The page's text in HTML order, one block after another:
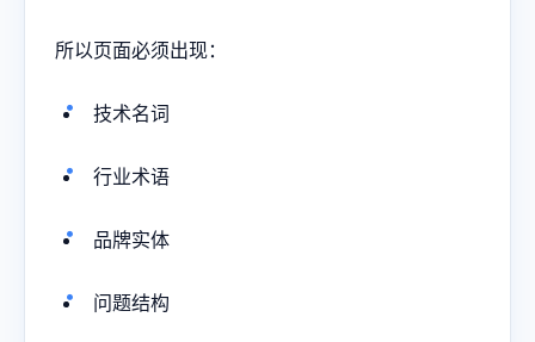
所以页面必须出现：
技术名词
行业术语
品牌实体
问题结构